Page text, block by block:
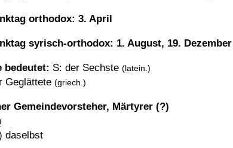
orthodox: 3. April
syrisch-orthodox: 1. August, 19. Dezember
bedeutet: S: der Sechste (latein.)
Geglättete (griech.)
Gemeindevorsteher, Märtyrer (?)
daselbst